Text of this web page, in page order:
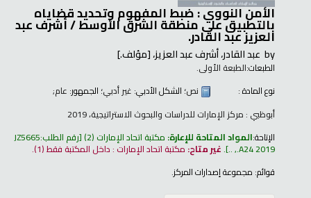
الأمن النووي : ضبط المفهوم وتحديد قضاياه
بالتطبيق على منطقة الشرق الأوسط /أشرف عبد
العزيز عبد القادر.
by عبد القادر، أشرف عبد العزيز،[مؤلف.]
الطبعات:الطبعة الأولى.
نوع المادة :
نص؛ الشكل الأدبي: غير أدبي؛ الجمهور: عام;
أبوظبي : مركز الإمارات للدراسات والبحوث الاستراتيجية، 2019
الإتاحة:المواد المتاحة للإعارة: مكتبة اتحاد الإمارات (2) رقم الطلب:JZ5665
.A24 2019, ..
.غير متاح:مكتبة اتحاد الإمارات : داخل المكتبة فقط(1).
قوائم: مجموعة إصدارات المركز.